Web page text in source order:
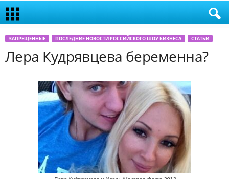
ЗАПРЕЩЕННЫЕ ПОСЛЕДНИЕ НОВОСТИ РОССИЙСКОГО ШОУ БИЗНЕСА СТАТЬИ
Лера Кудрявцева беременна?